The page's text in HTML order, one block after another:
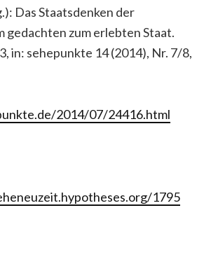
Das Staatsdenken der
gedachten zum erlebten Staat.
in: sehepunkte 14 (2014), Nr. 7/8,
2014/07/24416.html
1795